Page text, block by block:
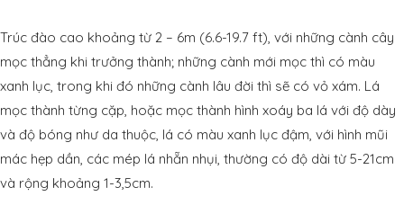
Trúc đào cao khoảng từ 2 – 6m (6.6-19.7 ft), với những cành cây
mọc thẳng khi trưởng thành; những cành mới mọc thì có màu
xanh lục, trong khi đó những cành lâu đời thì sẽ có vỏ xám. Lá
mọc thành từng cặp, hoặc mọc thành hình xoáy ba lá với độ dày
và độ bóng như da thuộc, lá có màu xanh lục đậm, với hình mũi
mác hẹp dần, các mép lá nhẵn nhụi, thường có độ dài từ 5-21cm
và rộng khoảng 1-3,5cm.